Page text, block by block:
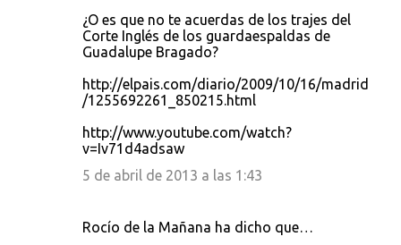
¿O es que no te acuerdas de los trajes del
Corte Inglés de los guardaespaldas de
Guadalupe Bragado?
http://elpais.com/diario/2009/10/16/madrid
/1255692261_850215.html
http://www.youtube.com/watch?
v=Iv71d4adsaw
5 de abril de 2013 a las 1:43
Rocío de la Mañana ha dicho que…